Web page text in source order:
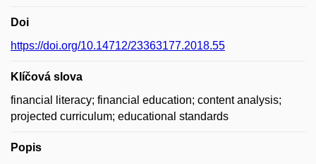
Doi
https://doi.org/10.14712/23363177.2018.55
Klíčová slova
financial literacy; financial education; content analysis;
projected curriculum; educational standards
Popis